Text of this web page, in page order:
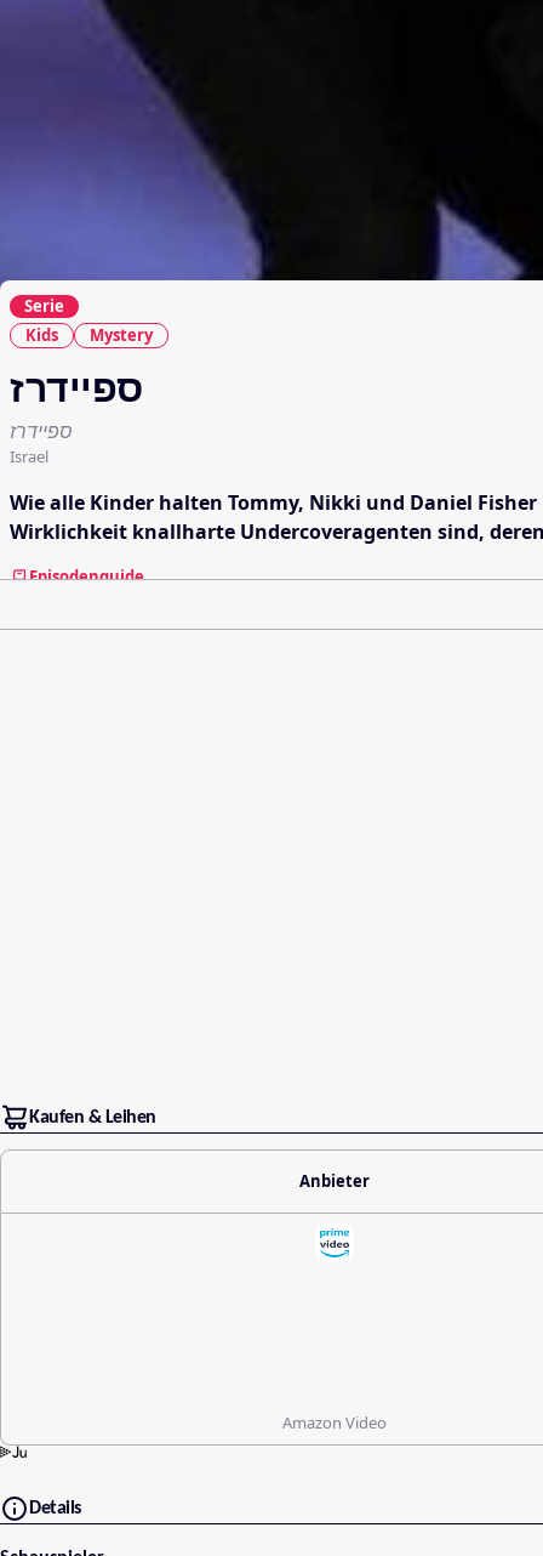
Serie
Kids
Mystery
ספיידרז
ספיידרז
Israel
Wie alle Kinder halten Tommy, Nikki und Daniel
Wirklichkeit knallharte Undercoveragenten sind,
Episodenguide
Kaufen & Leihen
Anbieter
Amazon Video
Details